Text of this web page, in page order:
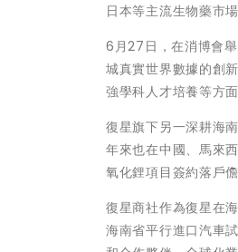
日本等主流生物藥市
6月27日，在消博會
城真實世界數據的創
強學科人才培養等方面
復星旗下另一深耕海
年來也在中國、馬來
氧化鋰項目簽約落戶
復星商社作為復星在
海南省平行進口汽車